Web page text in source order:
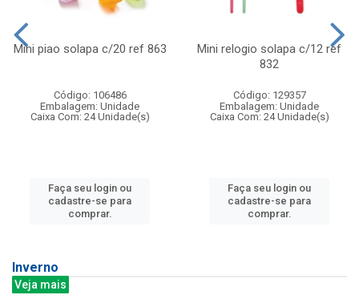
Mini piao solapa c/20 ref 863
Código: 106486
Embalagem: Unidade
Caixa Com: 24 Unidade(s)
Faça seu login ou
cadastre-se para
comprar.
Mini relogio solapa c/12 ref
832
Código: 129357
Embalagem: Unidade
Caixa Com: 24 Unidade(s)
Faça seu login ou
cadastre-se para
comprar.
Inverno
Veja mais